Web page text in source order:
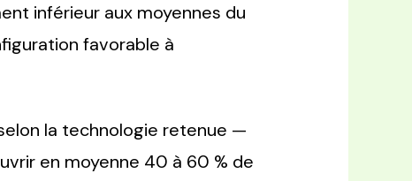
inférieur aux moyennes du
favorable à
la technologie retenue —
en moyenne 40 à 60 % de